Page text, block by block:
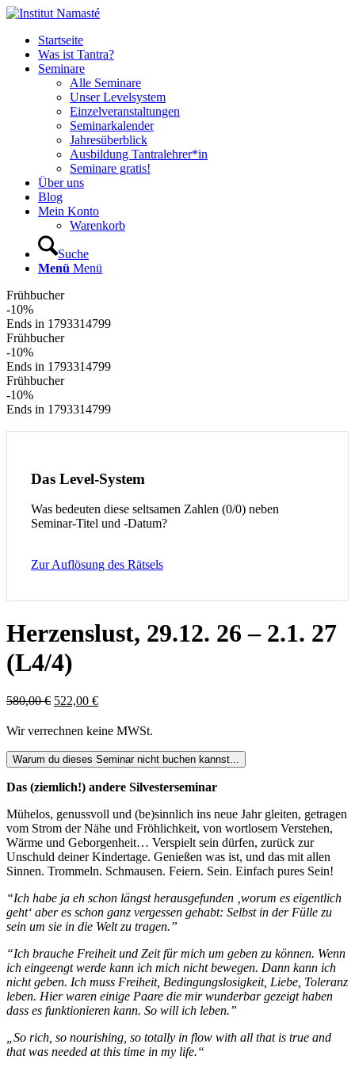
Startseite
Was ist Tantra?
Seminare
Alle Seminare
Unser Levelsystem
Einzelveranstaltungen
Seminarkalender
Jahresüberblick
Ausbildung Tantralehrer*in
Seminare gratis!
Über uns
Blog
Mein Konto
Warenkorb
Suche
Menü Menü
Frühbucher
-10%
Ends in 1793314799
Frühbucher
-10%
Ends in 1793314799
Frühbucher
-10%
Ends in 1793314799
Das Level-System
Was bedeuten diese seltsamen Zahlen (0/0) neben
Seminar-Titel und -Datum?
Zur Auflösung des Rätsels
Herzenslust, 29.12. 26 – 2.1. 27
(L4/4)
580,00€ Ursprünglicher
war:
522,00 €Aktueller
ist:
Wir verrechnen keine MWSt.
Warum du dieses Seminar nicht buchen kannst...
Das (ziemlich!) andere Silvesterseminar
Mühelos, genussvoll und (be)sinnlich ins neue Jahr gleiten, getragen
vom Strom der Nähe und Fröhlichkeit, von wortlosem Verstehen,
Wärme und Geborgenheit… Verspielt sein dürfen, zurück zur
Unschuld deiner Kindertage. Genießen was ist, und das mit allen
Sinnen. Trommeln. Schmausen. Feiern. Sein. Einfach pures Sein!
“Ich habe ja eh schon längst herausgefunden ‚worum es eigentlich
geht‘ aber es schon ganz vergessen gehabt: Selbst in der Fülle zu
sein um sie in die Welt zu tragen.”
“Ich brauche Freiheit und Zeit für mich um geben zu können. Wenn
ich eingeengt werde kann ich mich nicht bewegen. Dann kann ich
nicht geben. Ich muss Freiheit, Bedingungslosigkeit, Liebe, Toleranz
leben. Hier waren einige Paare die mir wunderbar gezeigt haben
dass es funktionieren kann. So will ich leben.”
„So rich, so nourishing, so totally in flow with all that is true and
that was needed at this time in my life.“